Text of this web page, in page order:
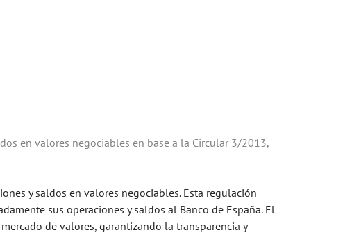
en valores negociables en base a la Circular 3/2013,
y saldos en valores negociables. Esta regulación
sus operaciones y saldos al Banco de España. El
de valores, garantizando la transparencia y